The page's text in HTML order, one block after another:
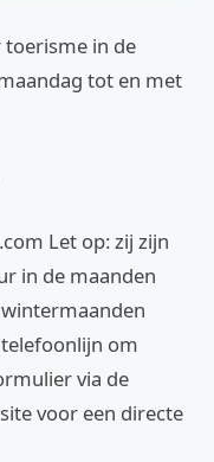
in de
tot en met
Let op: zij zijn
in de maanden
om
via de
voor een directe